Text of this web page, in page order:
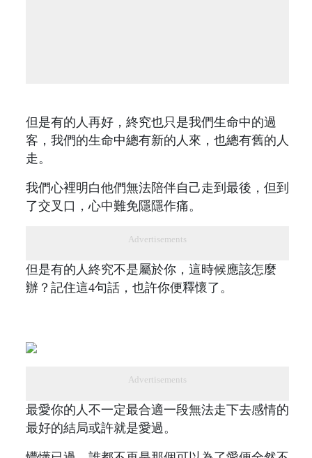
但是有的人再好，終究也只是我們生命中的過
客，我們的生命中總有新的人來，也總有舊的人
走。
我們心裡明白他們無法陪伴自己走到最後，但到
了交叉口，心中難免隱隱作痛。
Advertisements
但是有的人終究不是屬於你，這時候應該怎麼
辦？記住這4句話，也許你便釋懷了。
Advertisements
最愛你的人不一定最合適一段無法走下去感情的
最好的結局或許就是愛過。